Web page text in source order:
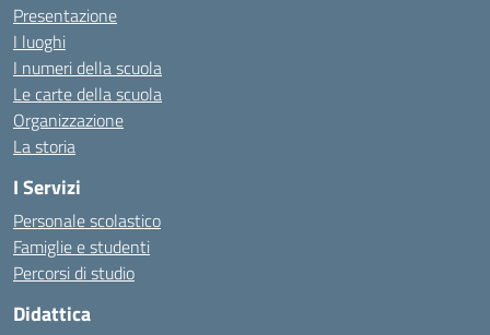
Presentazione
I luoghi
I numeri della scuola
Le carte della scuola
Organizzazione
La storia
I Servizi
Personale scolastico
Famiglie e studenti
Percorsi di studio
Didattica